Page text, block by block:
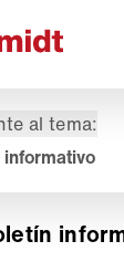
al tema: